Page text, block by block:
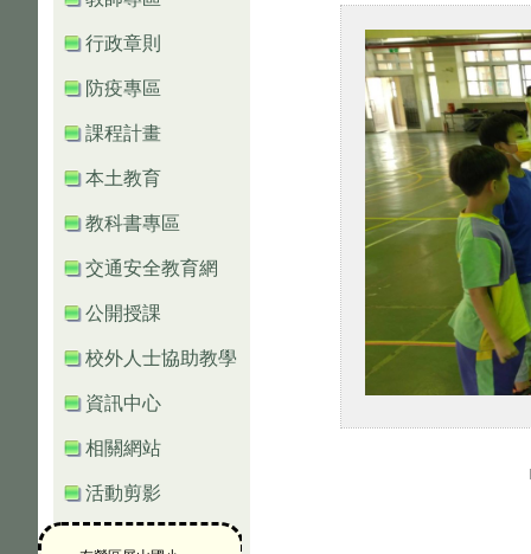
行政章則
防疫專區
課程計畫
本土教育
教科書專區
交通安全教育網
公開授課
校外人士協助教學
資訊中心
相關網站
活動剪影